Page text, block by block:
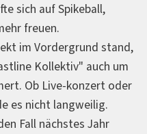
sich auf Spikeball,
freuen.
im Vordergrund stand,
Kollektiv" auch um
Ob Live-konzert oder
es nicht langweilig.
Fall nächstes Jahr